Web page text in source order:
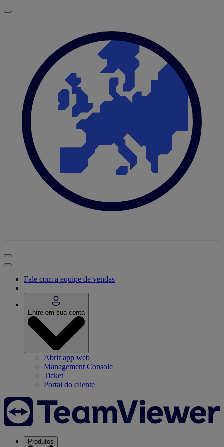
Fale com a equipe de vendas
Entre em sua conta
Abrir app web
Management Console
Ticket
Portal do cliente
Produtos